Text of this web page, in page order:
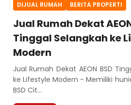
DIJUAL RUMAH BERITA PROPERTI
Jual Rumah Dekat
Tinggal Selangkah ke
Modern
Jual Rumah Dekat AEON BSD
ke Lifestyle Modern - Memiliki
BSD Cit...